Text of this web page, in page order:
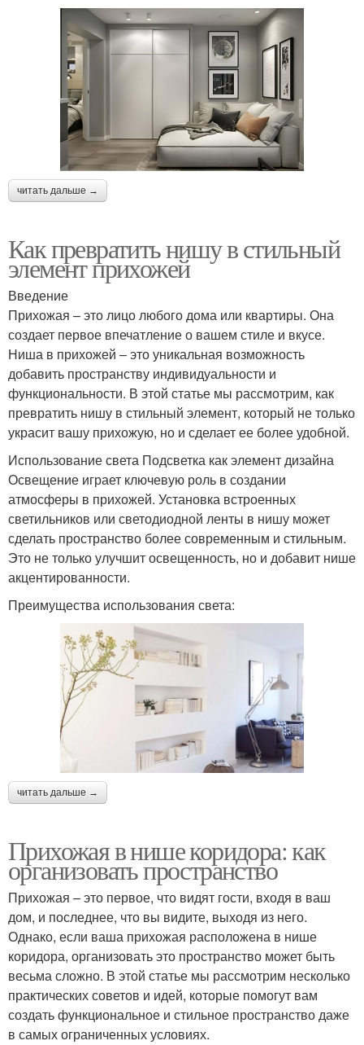
читать дальше →
Как превратить нишу в стильный
элемент прихожей
Введение
Прихожая – это лицо любого дома или квартиры. Она
создает первое впечатление о вашем стиле и вкусе.
Ниша в прихожей – это уникальная возможность
добавить пространству индивидуальности и
функциональности. В этой статье мы рассмотрим, как
превратить нишу в стильный элемент, который не только
украсит вашу прихожую, но и сделает ее более удобной.
Использование света Подсветка как элемент дизайна
Освещение играет ключевую роль в создании
атмосферы в прихожей. Установка встроенных
светильников или светодиодной ленты в нишу может
сделать пространство более современным и стильным.
Это не только улучшит освещенность, но и добавит нише
акцентированности.
Преимущества использования света:
читать дальше →
Прихожая в нише коридора: как
организовать пространство
Прихожая – это первое, что видят гости, входя в ваш
дом, и последнее, что вы видите, выходя из него.
Однако, если ваша прихожая расположена в нише
коридора, организовать это пространство может быть
весьма сложно. В этой статье мы рассмотрим несколько
практических советов и идей, которые помогут вам
создать функциональное и стильное пространство даже
в самых ограниченных условиях.